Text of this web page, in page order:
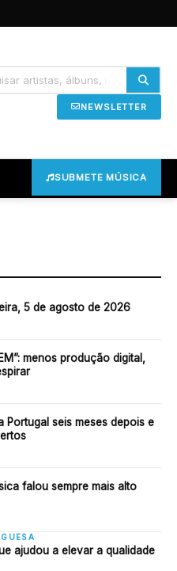
NEWSLETTER
SUBMETE MÚSICA
5 de agosto de 2026
menos produção digital,
Portugal seis meses depois e
falou sempre mais alto
ajudou a elevar a qualidade